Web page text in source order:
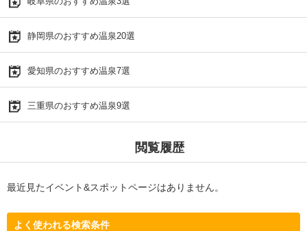
静岡県のおすすめ温泉20選
愛知県のおすすめ温泉7選
三重県のおすすめ温泉9選
閲覧履歴
最近見たイベント&スポットページはありません。
よく使われる検索条件